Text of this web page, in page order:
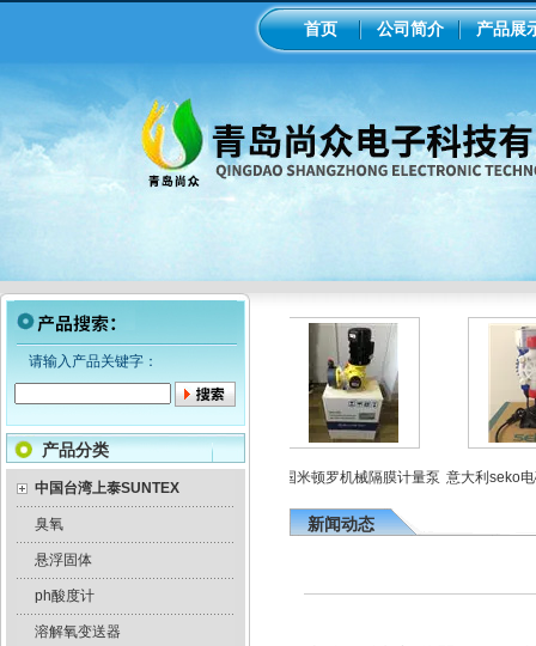
首页 公司简介 产品展
请输入产品关键字：
产品分类
中国台湾上泰SUNTEX
臭氧
悬浮固体
ph酸度计
溶解氧变送器
膜泵加药
工业在线ph/orp计变送器 美国米顿罗机械隔膜计量泵 意大利seko电磁
新闻动态